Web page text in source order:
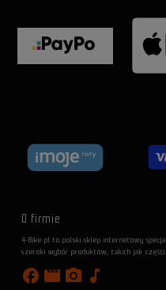
O firmie
4-Bike.pl to polski sklep internetowy
szeroki wybór produktów, takich jak
facebook movie photo_camera music_note